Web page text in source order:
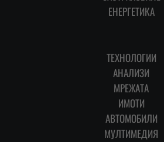
ЕНЕРГЕТИКА
ТЕХНОЛОГИИ
АНАЛИЗИ
МРЕЖАТА
ИМОТИ
АВТОМОБИЛИ
МУЛТИМЕДИЯ